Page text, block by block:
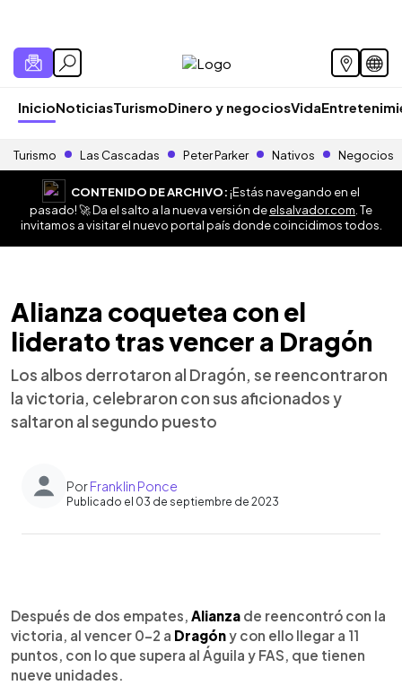
InicioNoticiasTurismoDinero y negociosVida
Turismo Las Cascadas Peter Parker Nativos Negocios
CONTENIDO DE ARCHIVO:¡Estás navegando en el
pasado! 🚀 Da el salto a la nueva versión deelsalvador.com . Te
invitamos a visitar el nuevo portal país donde coincidimos todos.
Alianza coquetea con el
liderato tras vencer a Dragón
Los albos derrotaron al Dragón, se reencontraron
la victoria, celebraron con sus aficionados y
saltaron al segundo puesto
PorFranklin Ponce
Publicado el 03 de septiembre de 2023
► Escuchar artículo
Después de dos empates, Alianza de reencontró con la
victoria, al vencer 0-2 a Dragóny con ello llegar a 11
puntos, con lo que supera al Águila y FAS, que tienen
nueve unidades.